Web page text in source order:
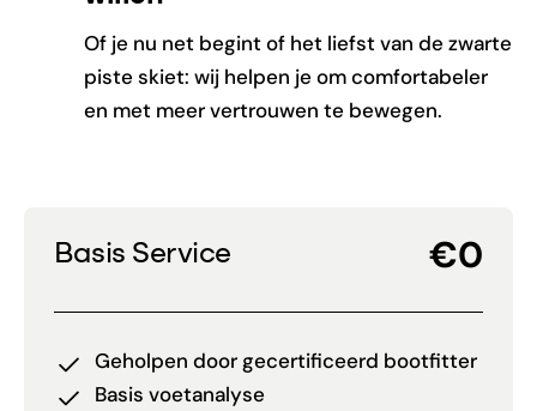
Of je nu net begint of het liefst van de zwarte
piste skiet: wij helpen je om comfortabeler
en met meer vertrouwen te bewegen.
Basis Service €0
Geholpen door gecertificeerd bootfitter
Basis voetanalyse